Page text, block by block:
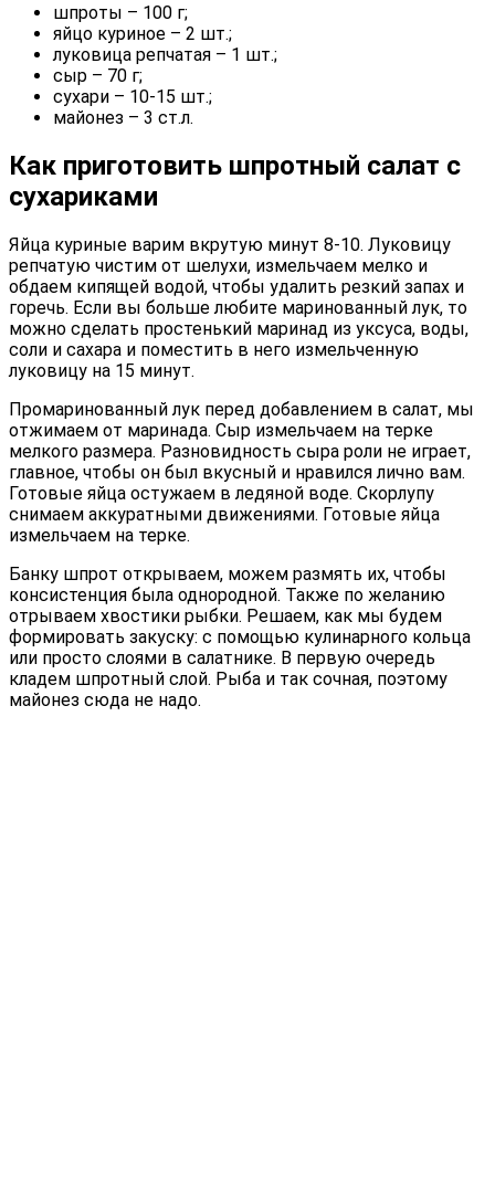
шпроты – 100 г;
яйцо куриное – 2 шт.;
луковица репчатая – 1 шт.;
сыр – 70 г;
сухари – 10-15 шт.;
майонез – 3 ст.л.
Как приготовить шпротный салат с
сухариками
Яйца куриные варим вкрутую минут 8-10. Луковицу
репчатую чистим от шелухи, измельчаем мелко и
обдаем кипящей водой, чтобы удалить резкий запах и
горечь. Если вы больше любите маринованный лук, то
можно сделать простенький маринад из уксуса, воды,
соли и сахара и поместить в него измельченную
луковицу на 15 минут.
Промаринованный лук перед добавлением в салат, мы
отжимаем от маринада. Сыр измельчаем на терке
мелкого размера. Разновидность сыра роли не играет,
главное, чтобы он был вкусный и нравился лично вам.
Готовые яйца остужаем в ледяной воде. Скорлупу
снимаем аккуратными движениями. Готовые яйца
измельчаем на терке.
Банку шпрот открываем, можем размять их, чтобы
консистенция была однородной. Также по желанию
отрываем хвостики рыбки. Решаем, как мы будем
формировать закуску: с помощью кулинарного кольца
или просто слоями в салатнике. В первую очередь
кладем шпротный слой. Рыба и так сочная, поэтому
майонез сюда не надо.